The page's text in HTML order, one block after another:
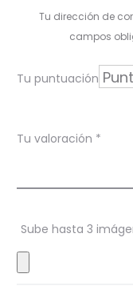
r
i
o
e
s
Tu dirección de
campos
Tu puntuación
Tu valoración *
Sube hasta 3